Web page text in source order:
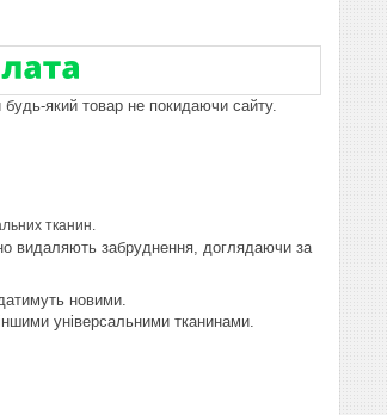
будь-який товар не покидаючи сайту.
тканин.
видаляють забруднення, доглядаючи за
новими.
універсальними тканинами.